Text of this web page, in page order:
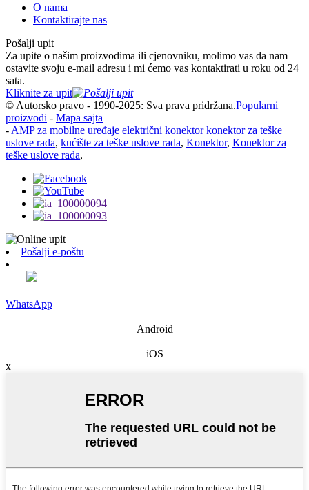
O nama
Kontaktirajte nas
Pošalji upit
Za upite o našim proizvodima ili cjenovniku, molimo vas da nam
ostavite svoju e-mail adresu i mi ćemo vas kontaktirati u roku od 24
sata.
Kliknite za upit
© Autorsko pravo - 1990-2025: Sva prava pridržana.Popularni
proizvodi - Mapa sajta
- AMP za mobilne uređaje električni konektor konektor za teške
uslove rada, kućište za teške uslove rada, Konektor, Konektor za
teške uslove rada,
Pošalji e-poštu
WhatsApp
Android
iOS
x